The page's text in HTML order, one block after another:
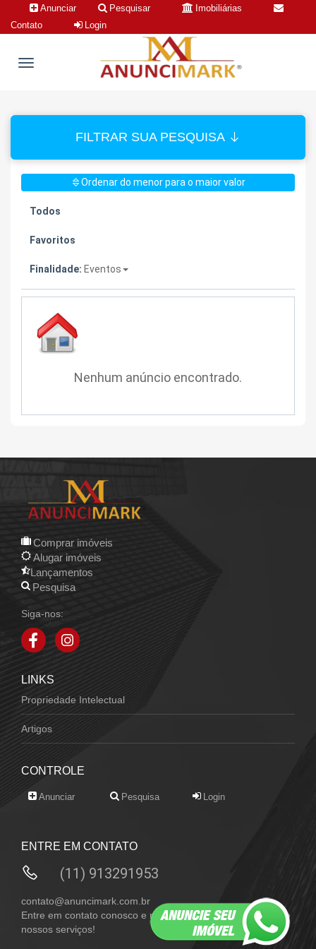
Anunciar Pesquisar
Imobiliárias
Contato
Login
FILTRAR SUA PESQUISA
Ordenar do menor para o maior valor
Todos
Favoritos
Finalidade: Eventos
Nenhum anúncio encontrado.
Comprar imóveis
Alugar imóveis
Lançamentos
Pesquisa
Siga-nos:
LINKS
Propriedade Intelectual
Artigos
CONTROLE
Anunciar Pesquisa Login
ENTRE EM CONTATO
(11) 913291953
contato@anuncimark.com.br
Entre em contato conosco e receba mais informações sobre
nossos serviços!